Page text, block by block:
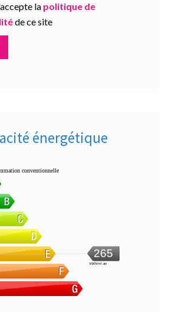
la politique de
de ce site
énergétique
conventionnelle
265
kWh/m².an